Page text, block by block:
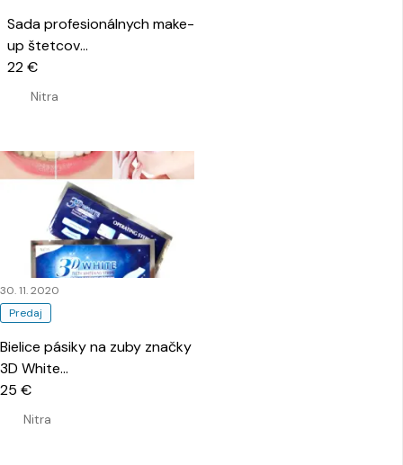
Sada profesionálnych make-
up štetcov…
Nitra
22 €
Predaj
30. 11. 2020
Bielice pásiky na zuby značky
3D White…
Nitra
25 €